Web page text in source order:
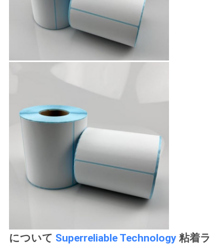
について Superreliable Technology粘着ラ